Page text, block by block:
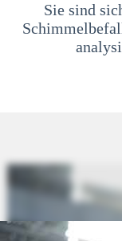
Sie sind